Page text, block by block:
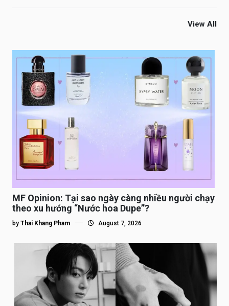
View All
MF Opinion: Tại sao ngày càng nhiều người chạy
theo xu hướng “Nước hoa Dupe”?
by Thai Khang Pham August 7, 2026